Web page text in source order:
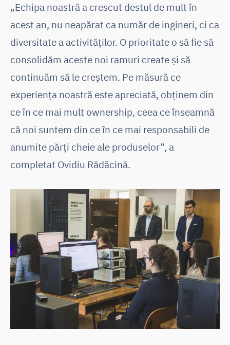
„Echipa noastră a crescut destul de mult în
acest an, nu neapărat ca număr de ingineri, ci ca
diversitate a activităților. O prioritate o să fie să
consolidăm aceste noi ramuri create și să
continuăm să le creștem. Pe măsură ce
experiența noastră este apreciată, obținem din
ce în ce mai mult ownership, ceea ce înseamnă
că noi suntem din ce în ce mai responsabili de
anumite părți cheie ale produselor”, a
completat Ovidiu Rădăcină.